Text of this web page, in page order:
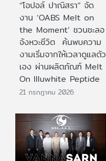
“โอปอล์ ปาณิสรา” จัด
งาน ‘OABS Melt on
the Moment’ ชวนชะลอ
จังหวะชีวิต ค้นพบความ
งามเริ่มจากให้เวลาดูแลตัว
เอง ผ่านผลิตภัณฑ์ Melt
On Illuwhite Peptide
21 กรกฎาคม 2026